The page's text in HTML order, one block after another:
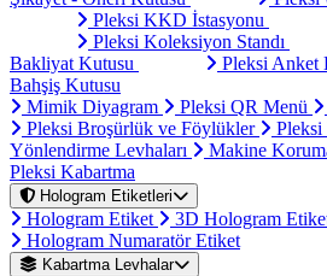
Pleksi KKD İstasyonu
Pleksi Koleksiyon Standı
Bakliyat Kutusu
Pleksi Anket
Bahşiş Kutusu
Mimik Diyagram
Pleksi QR Menü
Pleksi Broşürlük ve Föylükler
Yönlendirme Levhaları
Makine
Pleksi Kabartma
Hologram Etiketleri
Hologram Etiket 3D Hologram
Hologram Numaratör Etiket
Kabartma Levhalar